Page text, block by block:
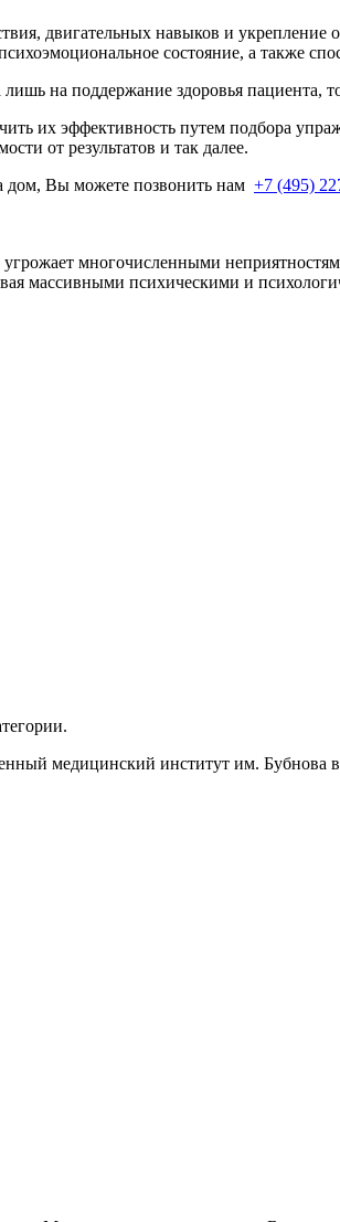
двигательных навыков и
состояние, а также
на поддержание здоровья пациента,
их эффективность путем подбора
от результатов и так далее.
дом, Вы можете позвонить нам +7 (495)
многочисленными
массивными психическими и
медицинский институт им. Бубнова в